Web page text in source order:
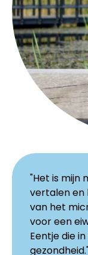
"Het is mijn
vertalen en
van het
voor een
Eentje die